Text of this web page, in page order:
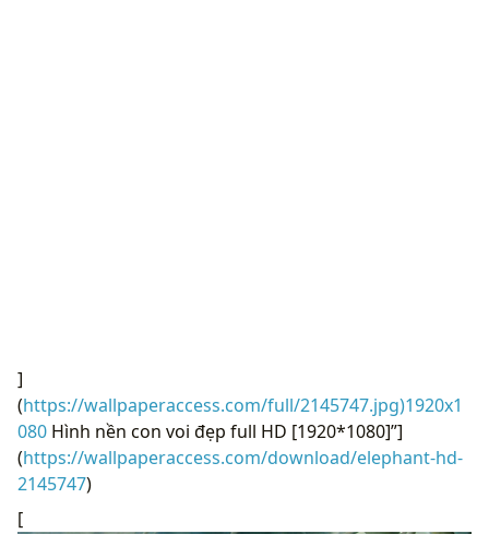
]
(https://wallpaperaccess.com/full/2145747.jpg)1920x1
080 Hình nền con voi đẹp full HD [1920*1080]”]
(https://wallpaperaccess.com/download/elephant-hd-
2145747)
[